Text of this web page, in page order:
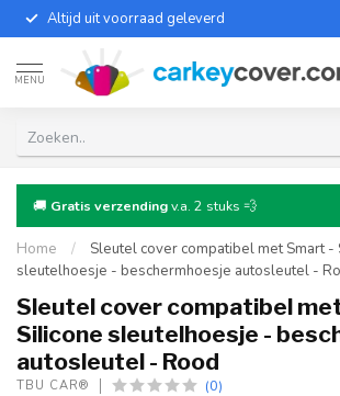
Altijd uit voorraad geleverd
MENU
🚚 Gratis verzendingv.a. 2 stuks 💨
Home /
Sleutel cover compatibel met Smart -
sleutelhoesje - beschermhoesje autosleutel -
Sleutel cover compatibel
Silicone sleutelhoesje -
autosleutel - Rood
TBU CAR® (0)